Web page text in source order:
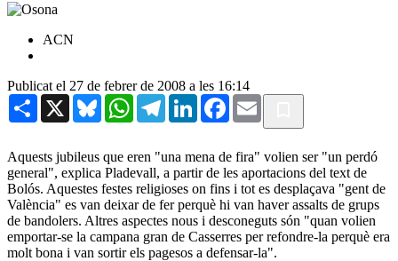
ACN
Publicat el 27 de febrer de 2008 a les 16:14
Share X BlueskyWhatsAppTelegramLinkedInFacebook
Email
Aquests jubileus que eren "una mena de fira" volien ser "un perdó
general", explica Pladevall, a partir de les aportacions del text de
Bolós. Aquestes festes religioses on fins i tot es desplaçava "gent de
València" es van deixar de fer perquè hi van haver assalts de grups
de bandolers. Altres aspectes nous i desconeguts són "quan volien
emportar-se la campana gran de Casserres per refondre-la perquè era
molt bona i van sortir els pagesos a defensar-la".